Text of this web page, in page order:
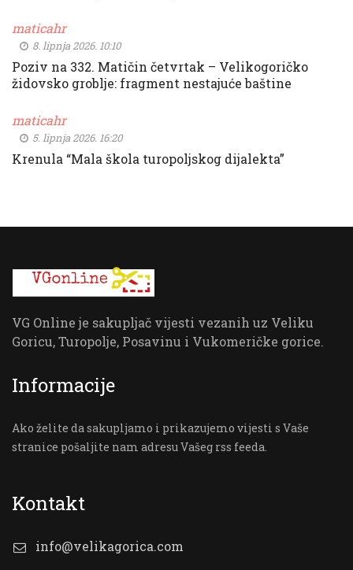
maticahr
8. lipnja 2026. 10:10
Poziv na 332. Matičin četvrtak – Velikogoričko
židovsko groblje: fragment nestajuće baštine
maticahr
5. lipnja 2026. 16:20
Krenula “Mala škola turopoljskog dijalekta”
VG Online je sakupljač vijesti vezanih uz Veliku
Goricu, Turopolje, Posavinu i Vukomeričke gorice.
Informacije
Ako želite da sakupljamo i prikazujemo vijesti s Vaše
stranice pošaljite nam adresu Vašeg rss feeda.
Kontakt
info@velikagorica.com